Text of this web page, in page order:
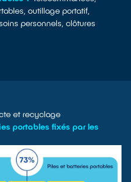
outillage portatif,
personnels, clôtures
et recyclage
portables fixés par les